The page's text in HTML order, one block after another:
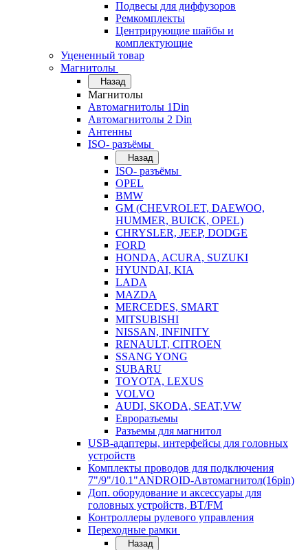
Подвесы для диффузоров
Ремкомплекты
Центрирующие шайбы и
комплектующие
Уцененный товар
Магнитолы
Назад
Магнитолы
Автомагнитолы 1Din
Автомагнитолы 2 Din
Антенны
ISO- разъёмы
Назад
ISO- разъёмы
OPEL
BMW
GM (CHEVROLET, DAEWOO,
HUMMER, BUICK, OPEL)
CHRYSLER, JEEP, DODGE
FORD
HONDA, ACURA, SUZUKI
HYUNDAI, KIA
LADA
MAZDA
MERCEDES, SMART
MITSUBISHI
NISSAN, INFINITY
RENAULT, CITROEN
SSANG YONG
SUBARU
TOYOTA, LEXUS
VOLVO
AUDI, SKODA, SEAT,VW
Евроразъемы
Разъемы для магнитол
USB-адаптеры, интерфейсы для головных
устройств
Комплекты проводов для подключения
7"/9"/10.1"ANDROID-Автомагнитол(16pin)
Доп. оборудование и аксессуары для
головных устройств, BT/FM
Контроллеры рулевого управления
Переходные рамки
Назад